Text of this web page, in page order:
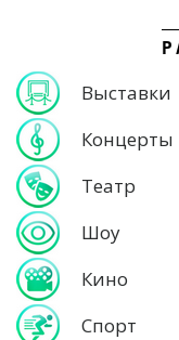
Выставки
Концерты
Театр
Шоу
Кино
Спорт